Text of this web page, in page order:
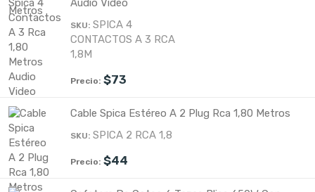
Audio Video
SPICA 4
CONTACTOS A 3 RCA
1,8M
$73
Cable Spica Estéreo A 2 Plug Rca 1,80 Metros
SPICA 2 RCA 1,8
$44